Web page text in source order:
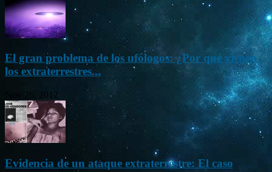
El gran problema de los ufólogos: ¿Por qué vienen
los extraterrestres...
Nov 26, 2012
Evidencia de un ataque extraterrestre: El caso